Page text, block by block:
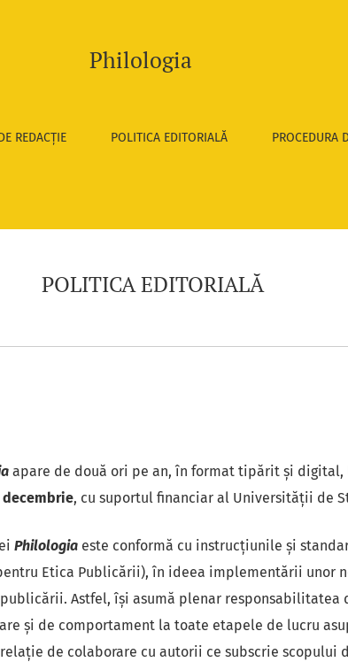
Philologia
REDACȚIE POLITICA EDITORIALĂ PROCEDURA
POLITICA EDITORIALĂ
apare de două ori pe an, în format tipărit și digital,
decembrie, cu suportul financiar al Universității de
Philologia este conformă cu instrucțiunile şi
Etica Publicării), în ideea implementării unor
Astfel, îşi asumă plenar responsabilitatea
şi de comportament la toate etapele de lucru
de colaborare cu autorii ce subscrie scopului